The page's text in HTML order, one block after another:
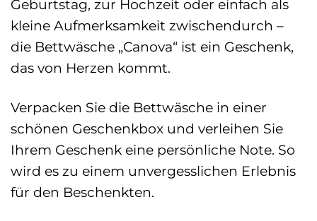
Geburtstag, zur Hochzeit oder einfach als
kleine Aufmerksamkeit zwischendurch –
die Bettwäsche „Canova“ ist ein Geschenk,
das von Herzen kommt.
Verpacken Sie die Bettwäsche in einer
schönen Geschenkbox und verleihen Sie
Ihrem Geschenk eine persönliche Note. So
wird es zu einem unvergesslichen Erlebnis
für den Beschenkten.